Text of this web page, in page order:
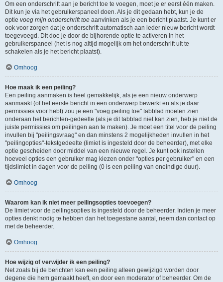
Om een onderschrift aan je bericht toe te voegen, moet je er eerst één maken.
Dit kun je via het gebruikerspaneel doen. Als je dit gedaan hebt, kun je de
optie voeg mijn onderschrift toe aanvinken als je een bericht plaatst. Je kunt er
ook voor zorgen dat je onderschrift automatisch aan ieder nieuw bericht wordt
toegevoegd. Dit doe je door de bijhorende optie te activeren in het
gebruikerspaneel (het is nog altijd mogelijk om het onderschrift uit te
schakelen als je het bericht plaatst).
Omhoog
Hoe maak ik een peiling?
Een peiling aanmaken is heel gemakkelijk, als je een nieuw onderwerp
aanmaakt (of het eerste bericht in een onderwerp bewerkt en als je daar
permissies voor hebt) zou je een "voeg peiling toe" tabblad moeten zien
onderaan het berichten-gedeelte (als je dit tabblad niet kan zien, heb je niet de
juiste permissies om peilingen aan te maken). Je moet een titel voor de peiling
invullen bij "peilingsvraag" en dan minstens 2 mogelijkheden invullen in het
"peilingopties"-tekstgedeelte (limiet is ingesteld door de beheerder), met elke
optie gescheiden door middel van een nieuwe regel. Je kunt ook instellen
hoeveel opties een gebruiker mag kiezen onder "opties per gebruiker" en een
tijdslimiet in dagen voor de peiling (0 is een peiling van oneindige duur).
Omhoog
Waarom kan ik niet meer peilingsopties toevoegen?
De limiet voor de peilingsopties is ingesteld door de beheerder. Indien je meer
opties denkt nodig te hebben dan het toegestane aantal, neem dan contact op
met de beheerder.
Omhoog
Hoe wijzig of verwijder ik een peiling?
Net zoals bij de berichten kan een peiling alleen gewijzigd worden door
degene die hem gemaakt heeft, en door een moderator of beheerder. Om de